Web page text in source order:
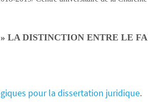
LA DISTINCTION ENTRE LE
pour la dissertation juridique.